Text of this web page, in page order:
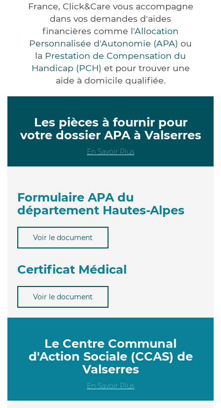
France, Click&Care vous accompagne
dans vos demandes d'aides
financières comme l'Allocation
Personnalisée d'Autonomie (APA) ou
la Prestation de Compensation du
Handicap (PCH) et pour trouver une
aide à domicile qualifiée.
Les pièces à fournir pour
votre dossier APA à Valserres
En Savoir Plus
Formulaire APA du
département Hautes-Alpes
Voir le document
Certificat Médical
Voir le document
Le Centre Communal
d'Action Sociale (CCAS) de
Valserres
En Savoir Plus